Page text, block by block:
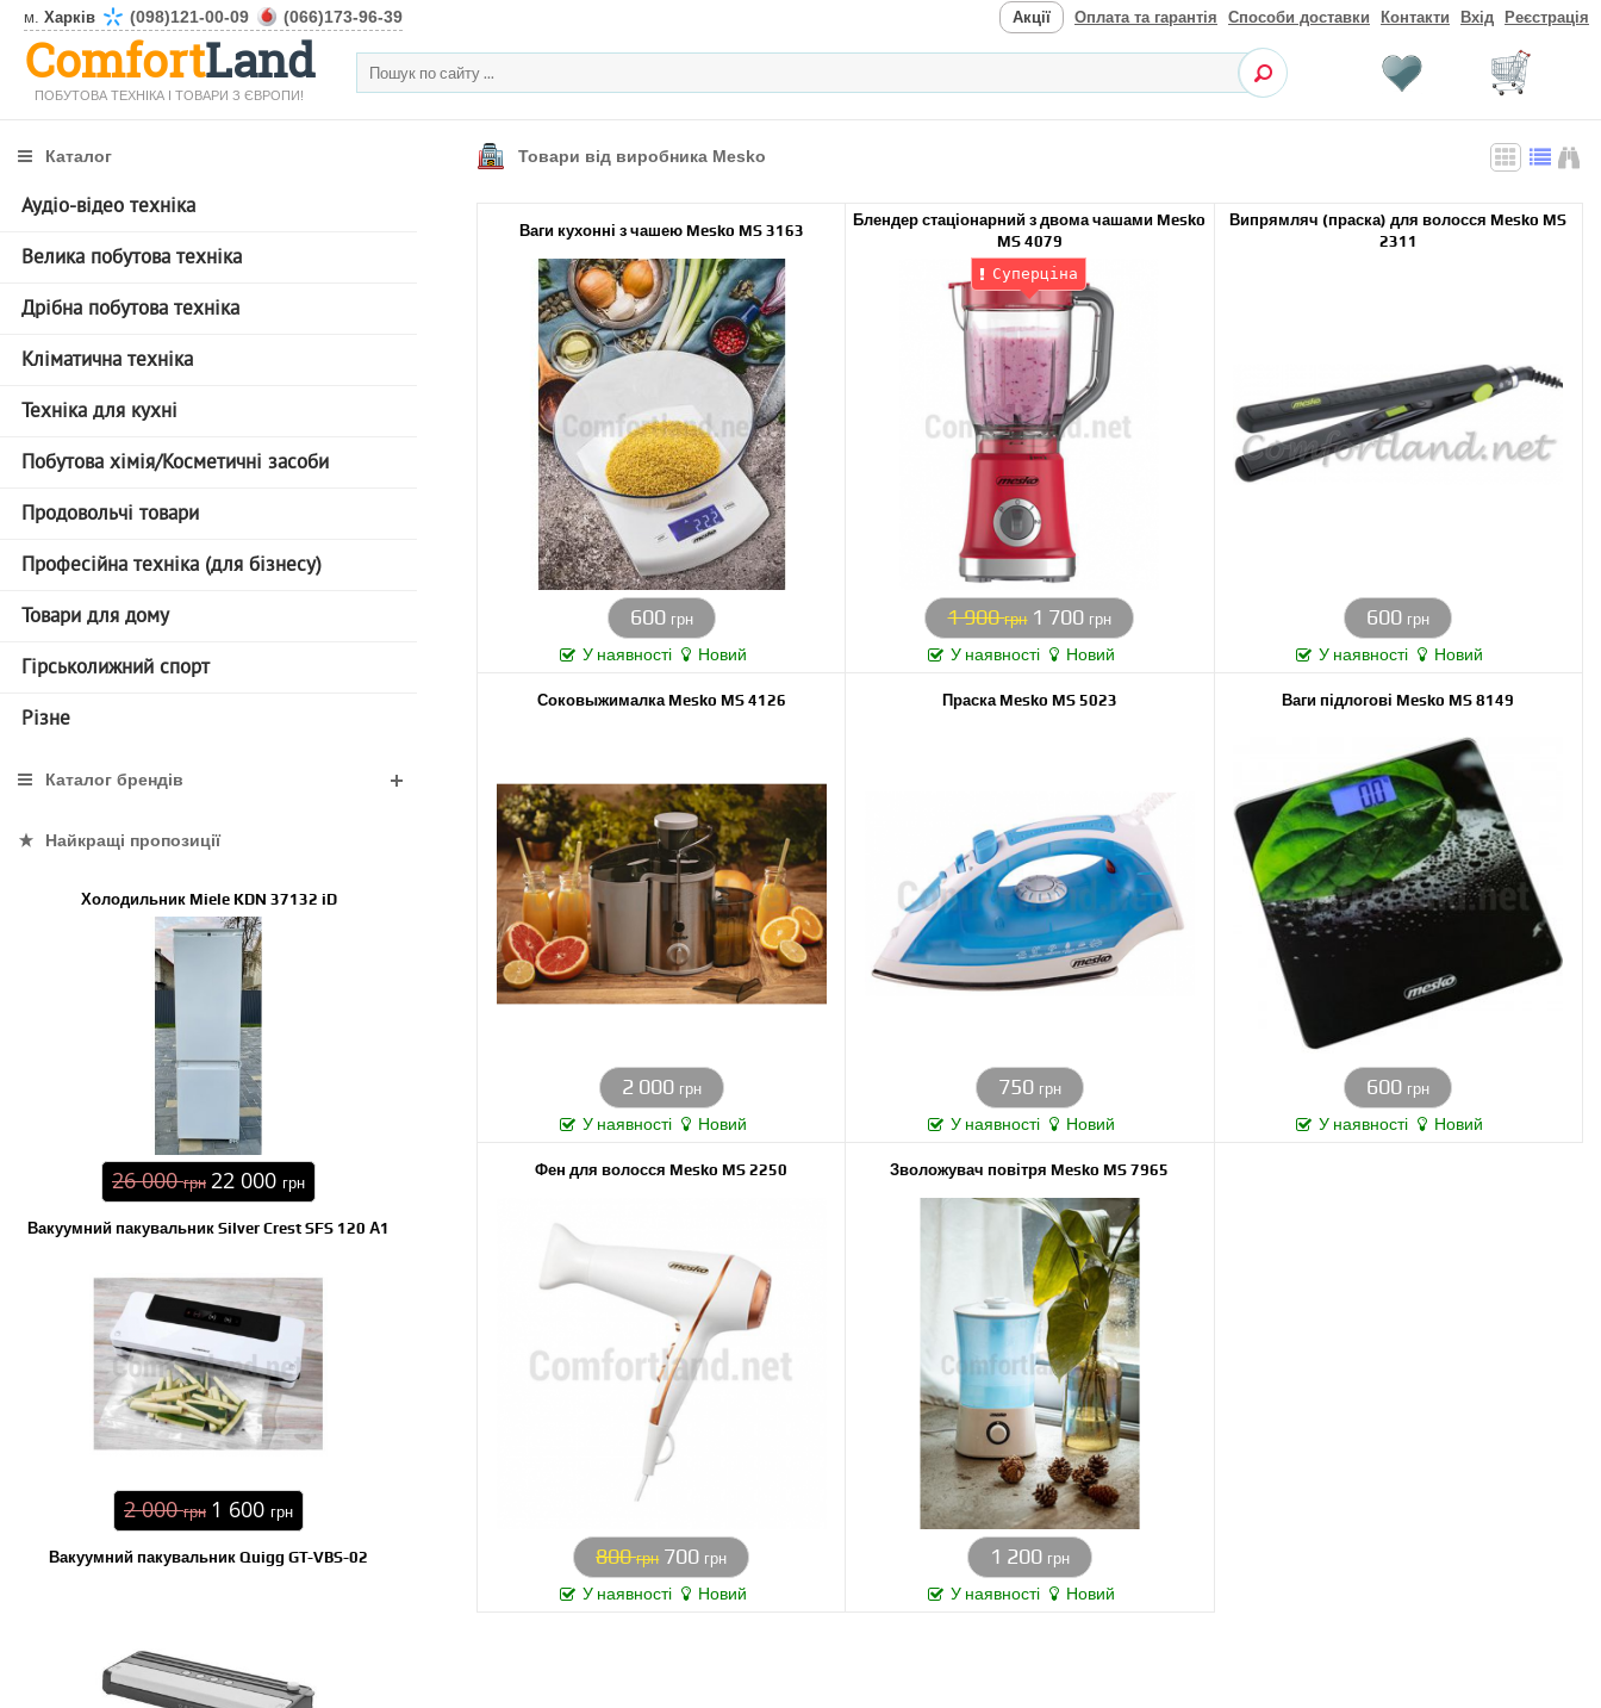
м. Харків (098)121-00-09 (066)173-96-39 Акції Оплата та гарантія Способи доставки Контакти Вхід Реєстрація
ComfortLand
ПОБУТОВА ТЕХНІКА І ТОВАРИ З ЄВРОПИ!
Товари від виробника Mesko
Ваги кухонні з чашею Mesko MS 3163
600 грн
У наявності Новий
Блендер стаціонарний з двома чашами Mesko
MS 4079
Суперціна
1 900грн 1 700 грн
У наявності Новий
Випрямляч (праска) для волосся Mesko MS
2311
600 грн
У наявності Новий
Соковыжималка Mesko MS 4126
2 000 грн
У наявності Новий
Праска Mesko MS 5023
750 грн
У наявності Новий
Ваги підлогові Mesko MS 8149
600 грн
У наявності Новий
Фен для волосся Mesko MS 2250
800грн 700 грн
У наявності Новий
Зволожувач повітря Mesko MS 7965
1 200 грн
У наявності Новий
Каталог
Аудіо-відео техніка
Велика побутова техніка
Дрібна побутова техніка
Кліматична техніка
Техніка для кухні
Побутова хімія/Косметичні засоби
Продовольчі товари
Професійна техніка (для бізнесу)
Товари для дому
Гірськолижний спорт
Різне
Каталог брендів
Найкращі пропозиції
Холодильник Miele KDN 37132 iD
26 000грн 22 000 грн
Вакуумний пакувальник Silver Crest SFS 120 А1
2 000грн 1 600 грн
Вакуумний пакувальник Quigg GT-VBS-02